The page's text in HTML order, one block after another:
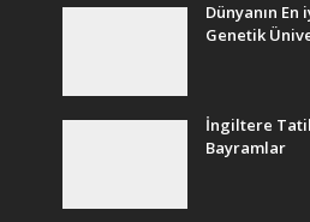
Dünyanın
Genetik
İngiltere
Bayramlar